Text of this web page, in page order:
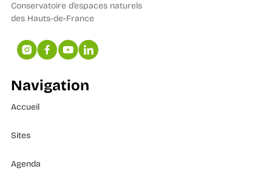
Conservatoire d’espaces naturels
des Hauts-de-France
Navigation
Accueil
Sites
Agenda